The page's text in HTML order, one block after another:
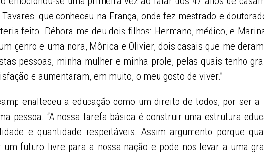
que conheceu na França, onde fez mestrado e
feito. Débora me deu dois filhos: Hermano, médico, e
genro e uma nora, Mônica e Olivier, dois casais que me
pessoas, minha mulher e minha prole, pelas quais tenho
e aumentaram, em muito, o meu gosto de viver.”
enalteceu a educação como um direito de todos, por ser
pessoa. “A nossa tarefa básica é construir uma estrutura
e quantidade respeitáveis. Assim argumento porque
futuro livre para a nossa nação e pode nos levar a uma